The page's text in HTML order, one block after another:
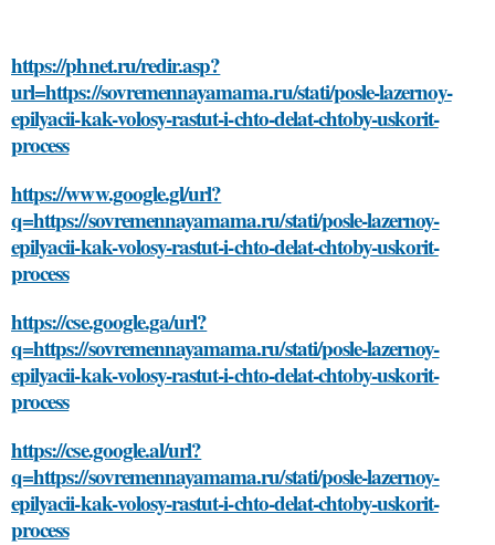
https://phnet.ru/redir.asp?
url=https://sovremennayamama.ru/stati/posle-lazernoy-
epilyacii-kak-volosy-rastut-i-chto-delat-chtoby-uskorit-
process
https://www.google.gl/url?
q=https://sovremennayamama.ru/stati/posle-lazernoy-
epilyacii-kak-volosy-rastut-i-chto-delat-chtoby-uskorit-
process
https://cse.google.ga/url?
q=https://sovremennayamama.ru/stati/posle-lazernoy-
epilyacii-kak-volosy-rastut-i-chto-delat-chtoby-uskorit-
process
https://cse.google.al/url?
q=https://sovremennayamama.ru/stati/posle-lazernoy-
epilyacii-kak-volosy-rastut-i-chto-delat-chtoby-uskorit-
process